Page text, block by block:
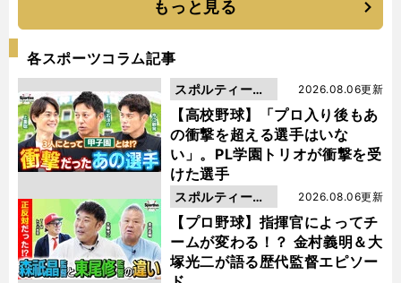
もっと見る
各スポーツコラム記事
【高校野球】「プロ入り後もあ
の衝撃を超える選手はいな
い」。PL学園トリオが衝撃を受
けた選手
2026.08.06更新
スポルティーバ
動画
【プロ野球】指揮官によってチ
ームが変わる！？ 金村義明＆大
塚光二が語る歴代監督エピソー
2026.08.06更新
スポルティーバ
動画